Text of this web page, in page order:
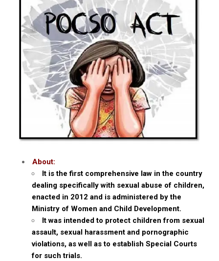
About:
It is the first comprehensive law in the country
dealing specifically with sexual abuse of children,
enacted in 2012 and is administered by the
Ministry of Women and Child Development.
It was intended to protect children from sexual
assault, sexual harassment and pornographic
violations, as well as to establish Special Courts
for such trials.